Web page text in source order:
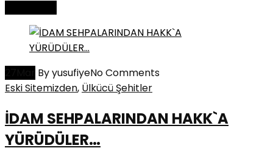
By yusufiyeNo Comments
Eski Sitemizden, Ülkücü Şehitler
İDAM SEHPALARINDAN HAKK`A
YÜRÜDÜLER…